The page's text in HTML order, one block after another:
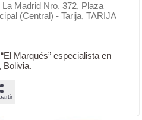
Madrid Nro. 372, Plaza
(Central) - Tarija, TARIJA
Marqués” especialista en
Bolivia.